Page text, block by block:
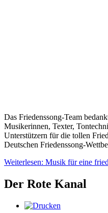
Das Friedenssong-Team
Musikerinnen, Texter,
Unterstützern für die tollen
Deutschen Friedenssong-
Weiterlesen: Musik für eine
Der Rote Kanal